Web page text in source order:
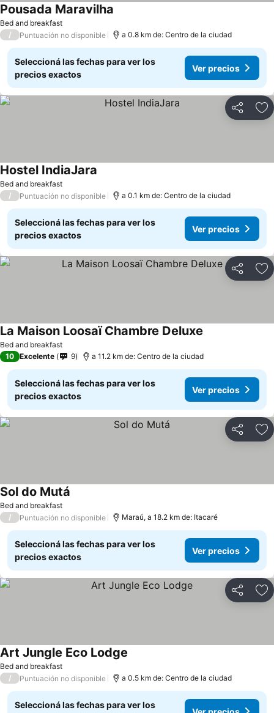
Bed and breakfast
Pousada Maravilha
/ Puntuación no disponible a 0.8 km de: Centro de la ciudad
Seleccioná las fechas para ver los
precios exactos
Ver precios
Compartir
Bed and breakfast
Hostel IndiaJara
/ Puntuación no disponible a 0.1 km de: Centro de la ciudad
Seleccioná las fechas para ver los
precios exactos
Ver precios
Compartir
Bed and breakfast
La Maison Loosaï Chambre Deluxe
10 Excelente 9 a 11.2 km de: Centro de la ciudad
Seleccioná las fechas para ver los
precios exactos
Ver precios
Compartir
Bed and breakfast
Sol do Mutá
/ Puntuación no disponible Maraú, a 18.2 km de: Itacaré
Seleccioná las fechas para ver los
precios exactos
Ver precios
Compartir
Bed and breakfast
Art Jungle Eco Lodge
/ Puntuación no disponible a 0.5 km de: Centro de la ciudad
Seleccioná las fechas para ver los